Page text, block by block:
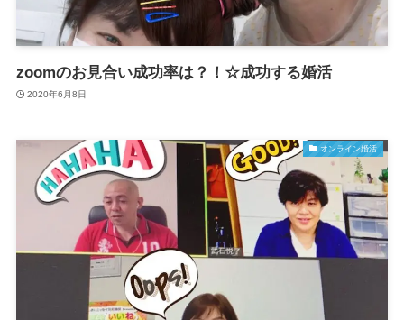
zoomのお見合い成功率は？！☆成功する婚活
2020年6月8日
オンライン婚活